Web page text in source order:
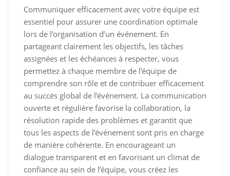
Communiquer efficacement avec votre équipe est
essentiel pour assurer une coordination optimale
lors de l’organisation d’un événement. En
partageant clairement les objectifs, les tâches
assignées et les échéances à respecter, vous
permettez à chaque membre de l’équipe de
comprendre son rôle et de contribuer efficacement
au succès global de l’événement. La communication
ouverte et régulière favorise la collaboration, la
résolution rapide des problèmes et garantit que
tous les aspects de l’événement sont pris en charge
de manière cohérente. En encourageant un
dialogue transparent et en favorisant un climat de
confiance au sein de l’équipe, vous créez les